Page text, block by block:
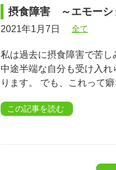
摂食障害 ～エモーシ
2021年1月7日 全て
私は過去に摂食障害で苦
中途半端な自分も受け入
ります。 でも、これって
この記事を読む